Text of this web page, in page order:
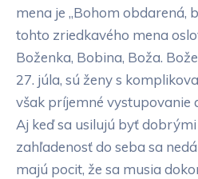
mena je „Bohom obdarená,
tohto zriedkavého mena
Boženka, Bobina, Boža.
27. júla, sú ženy s
však príjemné vystupovanie
Aj keď sa usilujú byť
zahľadenosť do seba sa
majú pocit, že sa musia